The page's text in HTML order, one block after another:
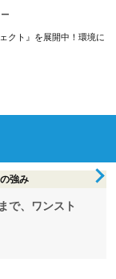
クト』を展開中！環境に
強み
で、ワンスト